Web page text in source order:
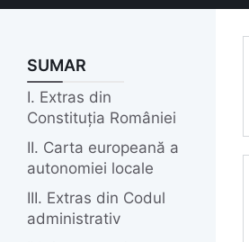
SUMAR
I. Extras din
Constituția României
II. Carta europeană a
autonomiei locale
III. Extras din Codul
administrativ